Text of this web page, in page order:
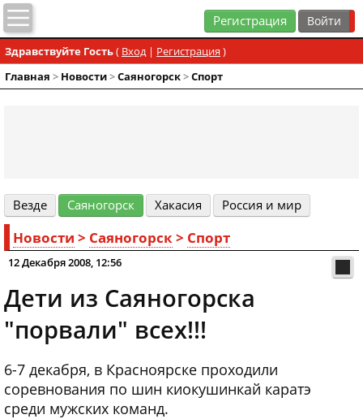
Регистрация
Здравствуйте Гость( Вход| Регистрация )
Главная > Новости>Cаяногорск>Спорт
Везде Cаяногорск Хакасия Россия и мир
Новости > Cаяногорск> Спорт
12 Декабря 2008, 12:56
Дети из Саяногорска
"порвали" всех!!!
6-7 декабря, в Красноярске проходили
соревнования по шин киокушинкай каратэ
среди мужских команд.